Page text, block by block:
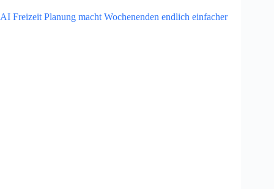
AI Freizeit Planung macht Wochenenden endlich einfacher